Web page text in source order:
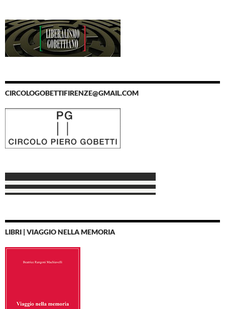
CIRCOLOGOBETTIFIRENZE@GMAIL.COM
LIBRI | VIAGGIO NELLA MEMORIA